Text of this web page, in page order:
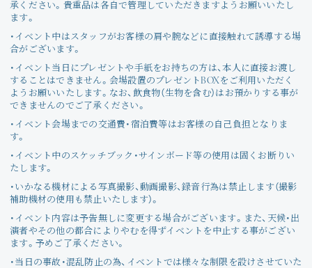
承ください。貴重品は各自で管理していただきますようお願いいたし
ます。
・イベント中はスタッフがお客様の肩や腕などに直接触れて誘導する場
合がございます。
・イベント当日にプレゼントや手紙をお持ちの方は、本人に直接お渡し
することはできません。会場設置のプレゼントBOXをご利用いただく
ようお願いいたします。なお、飲食物（生物を含む）はお預かりする事が
できませんのでご了承ください。
・イベント会場までの交通費・宿泊費等はお客様の自己負担となりま
す。
・イベント中のスケッチブック・サインボード等の使用は固くお断りい
たします。
・いかなる機材による写真撮影、動画撮影、録音行為は禁止します（撮影
補助機材の使用も禁止いたします）。
・イベント内容は予告無しに変更する場合がございます。また、天候・出
演者やその他の都合によりやむを得ずイベントを中止する事がござい
ます。予めご了承ください。
・当日の事故・混乱防止の為、イベントでは様々な制限を設けさせていた